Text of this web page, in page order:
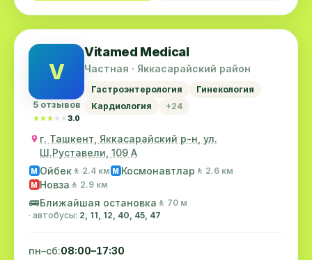
V
5 отзывов
★★★★★
★★★★★3.0
Vitamed Medical
Частная · Яккасарайский район
Гастроэнтерология
Гинекология
Кардиология
+24
г. Ташкент, Яккасарайский р-н, ул.
Ш.Руставели, 109 А
M Ойбек 🚶 2.4 км M Космонавтлар 🚶 2.6 км
M Новза 🚶 2.9 км
🚌Ближайшая остановка 🚶 70 м
· автобусы: 2, 11, 12, 40, 45, 47
пн–сб:08:00–17:30